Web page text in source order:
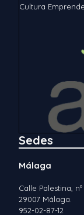
Cultura
Sedes
Málaga
Calle Palestina,
29007 Málaga.
952-02-87-12